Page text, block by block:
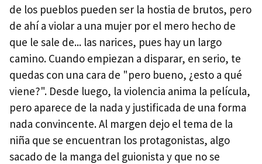
de los pueblos pueden ser la hostia de brutos, pero
de ahí a violar a una mujer por el mero hecho de
que le sale de... las narices, pues hay un largo
camino. Cuando empiezan a disparar, en serio, te
quedas con una cara de "pero bueno, ¿esto a qué
viene?". Desde luego, la violencia anima la película,
pero aparece de la nada y justificada de una forma
nada convincente. Al margen dejo el tema de la
niña que se encuentran los protagonistas, algo
sacado de la manga del guionista y que no se